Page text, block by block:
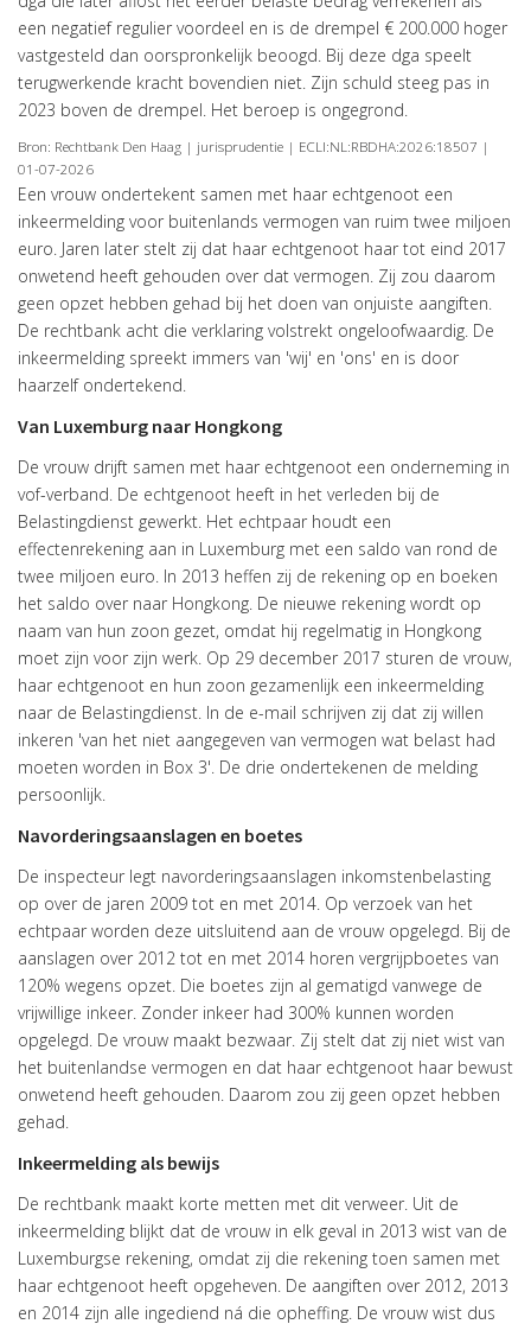
een negatief regulier voordeel en is de drempel € 200.000 hoger
vastgesteld dan oorspronkelijk beoogd. Bij deze dga speelt
terugwerkende kracht bovendien niet. Zijn schuld steeg pas in
2023 boven de drempel. Het beroep is ongegrond.
Bron: Rechtbank Den Haag | jurisprudentie | ECLI:NL:RBDHA:2026:18507 |
01-07-2026
Een vrouw ondertekent samen met haar echtgenoot een
inkeermelding voor buitenlands vermogen van ruim twee miljoen
euro. Jaren later stelt zij dat haar echtgenoot haar tot eind 2017
onwetend heeft gehouden over dat vermogen. Zij zou daarom
geen opzet hebben gehad bij het doen van onjuiste aangiften.
De rechtbank acht die verklaring volstrekt ongeloofwaardig. De
inkeermelding spreekt immers van 'wij' en 'ons' en is door
haarzelf ondertekend.
Van Luxemburg naar Hongkong
De vrouw drijft samen met haar echtgenoot een onderneming in
vof-verband. De echtgenoot heeft in het verleden bij de
Belastingdienst gewerkt. Het echtpaar houdt een
effectenrekening aan in Luxemburg met een saldo van rond de
twee miljoen euro. In 2013 heffen zij de rekening op en boeken
het saldo over naar Hongkong. De nieuwe rekening wordt op
naam van hun zoon gezet, omdat hij regelmatig in Hongkong
moet zijn voor zijn werk. Op 29 december 2017 sturen de vrouw,
haar echtgenoot en hun zoon gezamenlijk een inkeermelding
naar de Belastingdienst. In de e-mail schrijven zij dat zij willen
inkeren 'van het niet aangegeven van vermogen wat belast had
moeten worden in Box 3'. De drie ondertekenen de melding
persoonlijk.
Navorderingsaanslagen en boetes
De inspecteur legt navorderingsaanslagen inkomstenbelasting
op over de jaren 2009 tot en met 2014. Op verzoek van het
echtpaar worden deze uitsluitend aan de vrouw opgelegd. Bij de
aanslagen over 2012 tot en met 2014 horen vergrijpboetes van
120% wegens opzet. Die boetes zijn al gematigd vanwege de
vrijwillige inkeer. Zonder inkeer had 300% kunnen worden
opgelegd. De vrouw maakt bezwaar. Zij stelt dat zij niet wist van
het buitenlandse vermogen en dat haar echtgenoot haar bewust
onwetend heeft gehouden. Daarom zou zij geen opzet hebben
gehad.
Inkeermelding als bewijs
De rechtbank maakt korte metten met dit verweer. Uit de
inkeermelding blijkt dat de vrouw in elk geval in 2013 wist van de
Luxemburgse rekening, omdat zij die rekening toen samen met
haar echtgenoot heeft opgeheven. De aangiften over 2012, 2013
en 2014 zijn alle ingediend ná die opheffing. De vrouw wist dus